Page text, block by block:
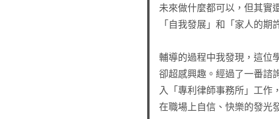
未來做什麼都可以，但其實
「自我發展」和「家人的
輔導的過程中我發現，這位
卻超感興趣。經過了一番諮
入「專利律師事務所」工作
在職場上自信、快樂的發光